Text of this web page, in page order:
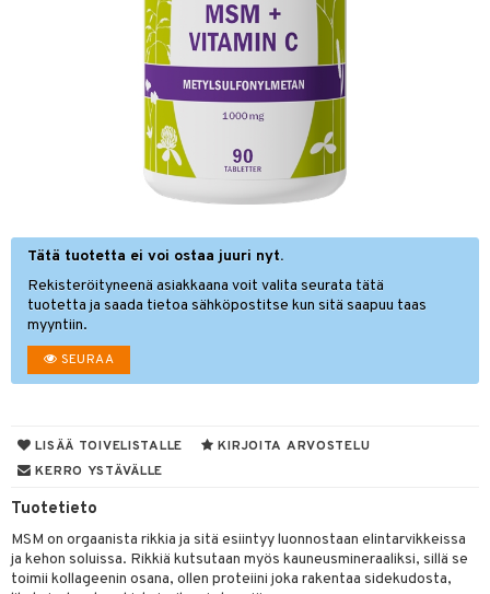
Tätä tuotetta ei voi ostaa juuri nyt.
Rekisteröityneenä asiakkaana voit valita seurata tätä
tuotetta ja saada tietoa sähköpostitse kun sitä saapuu taas
myyntiin.
SEURAA
LISÄÄ TOIVELISTALLE
KIRJOITA ARVOSTELU
KERRO YSTÄVÄLLE
Tuotetieto
MSM on orgaanista rikkia ja sitä esiintyy luonnostaan elintarvikkeissa
ja kehon soluissa. Rikkiä kutsutaan myös kauneusmineraaliksi, sillä se
toimii kollageenin osana, ollen proteiini joka rakentaa sidekudosta,
& siementahnoja
hoito
jalat
hoito
öljyt
&mineraalit
intoleranssi